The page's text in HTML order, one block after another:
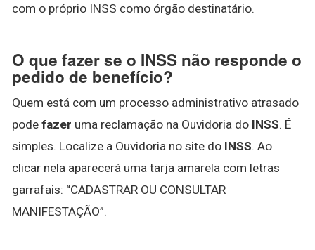
com o próprio INSS como órgão destinatário.
O que fazer se o INSS não responde o
pedido de benefício?
Quem está com um processo administrativo atrasado
pode fazer uma reclamação na Ouvidoria do INSS. É
simples. Localize a Ouvidoria no site do INSS. Ao
clicar nela aparecerá uma tarja amarela com letras
garrafais: “CADASTRAR OU CONSULTAR
MANIFESTAÇÃO”.